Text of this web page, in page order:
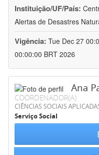
Instituição/UF/País:
Alertas de Desastres
Vigência: Tue Dec 27
00:00:00 BRT 2026
Ana
COORDENADOR(A)
CIÊNCIAS SOCIAIS
Serviço Social